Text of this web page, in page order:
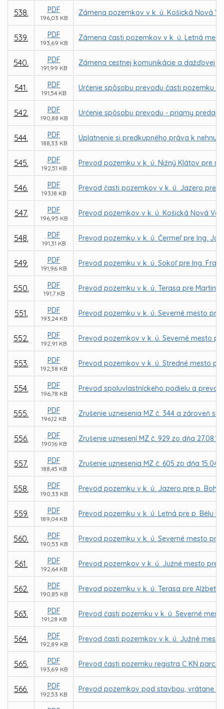
538. PDF
196,03 KB
Zámena pozemkov v k. ú. Košická Nová
539. PDF
193,69 KB
Zámena časti pozemkov v k. ú. Letná
540. PDF
191,99 KB
Zámena cestnej komunikácie a dažďovej
541. PDF
191,54 KB
Určenie spôsobu prevodu časti pozemku
542. PDF
190,88 KB
Určenie spôsobu prevodu - priamy predaj
544. PDF
188,33 KB
Uplatnenie si predkupného práva k
545. PDF
192,51 KB
Prevod pozemku v k. ú. Nižný Klátov pre
546. PDF
193,18 KB
Prevod časti pozemkov v k. ú. Jazero pre
547. PDF
196,95 KB
Prevod pozemkov v k. ú. Košická Nová
548. PDF
191,31 KB
Prevod pozemku v k. ú. Čermeľ pre Ing.
549. PDF
191,96 KB
Prevod pozemku v k. ú. Sokoľ pre Ing.
550. PDF
191,7 KB
Prevod pozemku v k. ú. Terasa pre
551. PDF
193,24 KB
Prevod pozemku v k. ú. Severné mesto
552. PDF
192,91 KB
Prevod pozemkov v k. ú. Severné mesto
553. PDF
192,38 KB
Prevod pozemkov v k. ú. Stredné mesto
554. PDF
196,78 KB
Prevod spoluvlastníckeho podielu a
555. PDF
196,12 KB
Zrušenie uznesenia MZ č. 344 a zároveň
556. PDF
190,16 KB
Zrušenie uznesení MZ č. 929 zo dňa
557. PDF
188,45 KB
Zrušenie uznesenia MZ č. 605 zo dňa
558. PDF
190,33 KB
Prevod pozemku v k. ú. Jazero pre p.
559. PDF
189,04 KB
Prevod pozemku v k. ú. Letná pre p. Bélu
560. PDF
190,53 KB
Prevod pozemku v k. ú. Severné mesto pre
561. PDF
192,64 KB
Prevod pozemkov v k. ú. Južné mesto pre
562. PDF
190,85 KB
Prevod pozemku v k. ú. Terasa pre Alžbetu
563. PDF
191,28 KB
Prevod časti pozemku v k. ú. Severné
564. PDF
192,89 KB
Prevod časti pozemkov v k. ú. Južné mesto
565. PDF
193,69 KB
Prevod časti pozemku registra C KN parc.
566. PDF
192,53 KB
Prevod pozemkov pod stavbou, vrátane